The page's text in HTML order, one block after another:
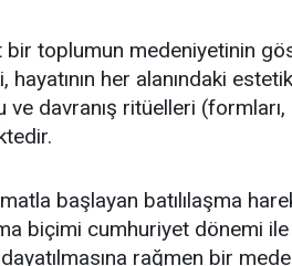
bir toplumun medeniyetinin
hayatının her alanındaki
ve davranış ritüelleri
başlayan batılılaşma
biçimi cumhuriyet dönemi
rağmen bir